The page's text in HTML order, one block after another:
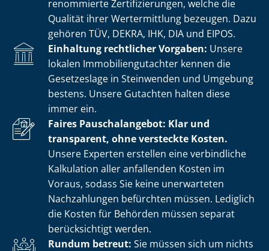
renommierte Zer­ti­fi­zie­run­gen, welche die
Qualität ihrer Wertermittlung bezeugen. Dazu
gehören TÜV, DEKRA, IHK, DIA und EIPOS.
Einhaltung rechtlicher Vorgaben: Unsere
lokalen Im­mo­bi­li­en­gut­ach­ter kennen die
Gesetzeslage in Steinwenden und Umgebung
bestens. Unsere Gutachten halten diese
immer ein.
Faires Pauschalangebot: Klar und
transparent, ohne versteckte Kosten.
Unsere Experten erstellen eine verbindliche
Kalkulation aller anfallenden Kosten im
Voraus, sodass Sie keine unerwarteten
Nachzahlungen befürchten müssen. Lediglich
die Kosten für Behörden müssen separat
berücksichtigt werden.
Rundum betreut: Sie müssen sich um nichts